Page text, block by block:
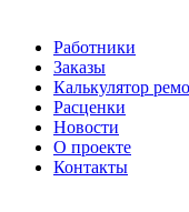
Работники
Заказы
Калькулятор
Расценки
Новости
О проекте
Контакты